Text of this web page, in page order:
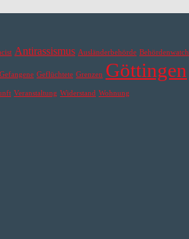
Antirassismus Ausländerbehörde Behördenwatch
Gefangene Geflüchtete Grenzen Göttingen
Veranstaltung Widerstand Wohnung